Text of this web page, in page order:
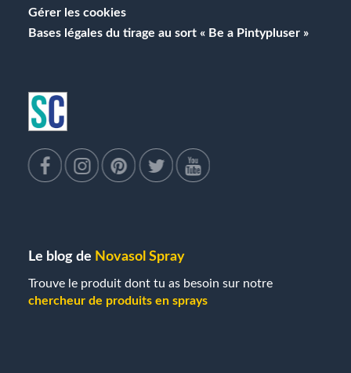
Gérer les cookies
Bases légales du tirage au sort « Be a Pintypluser »
Le blog de Novasol Spray
Trouve le produit dont tu as besoin sur notre
chercheur de produits en sprays